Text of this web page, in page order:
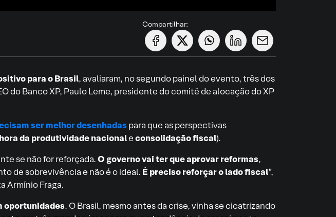
Compartilhar:
para o Brasil, avaliaram, no segundo painel do evento, três dos
do Banco XP, Paulo Leme, presidente do comitê de alocação do XP
ser melhor desenhadas para que as perspectivas
da produtividade nacionaleconsolidação fiscal).
se não for reforçada.O governo vai ter que aprovar reformas,
de sobrevivência e não é o ideal. É preciso reforçar o lado fiscal”,
Armínio Fraga.
oportunidades. O Brasil, mesmo antes da crise, vinha se cicatrizando